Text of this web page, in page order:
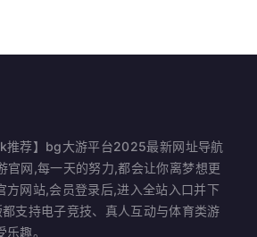
推荐】bg大游平台2025最新网址导航
官网,每一天的努力,都会让你离梦想更
方网站,会员登录后,进入全站入口并下
支持电子竞技、真人互动与体育类游
趣。